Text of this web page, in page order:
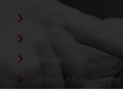
Telenet / Base Center